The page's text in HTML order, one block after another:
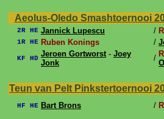
Aeolus-Oledo Smashtoernooi
2R HE Jannick Lupescu /
1R HE Ruben Konings /
KF HD Jeroen Gortworst- Joey
Jonk
/
Teun van Pelt Pinkstertoernooi
HF HE Bart Brons /